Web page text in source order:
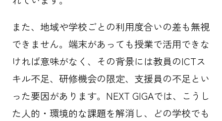
また、地域や学校ごとの利用度合いの差も無視
できません。端末があっても授業で活用できな
ければ意味がなく、その背景には教員のICTス
キル不足、研修機会の限定、支援員の不足とい
った要因があります。NEXT GIGAでは、こうし
た人的・環境的な課題を解消し、どの学校でも